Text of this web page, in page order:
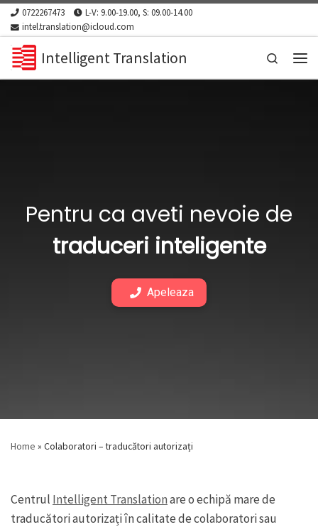
Skip to content
0722267473
L-V: 9.00-19.00, S: 09.00-14.00
intel.translation@icloud.com
Intelligent Translation
Search
Pentru ca aveti nevoie de
traduceri inteligente
Apeleaza
Home » Colaboratori – traducători autorizați
Centrul Intelligent Translationare o echipă mare de
traducători autorizați în calitate de colaboratori sau